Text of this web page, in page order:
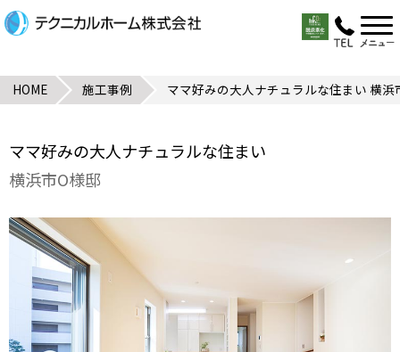
HOME 施工事例 ママ好みの大人ナチュラルな住まい 横浜
ママ好みの大人ナチュラルな住まい
横浜市O様邸